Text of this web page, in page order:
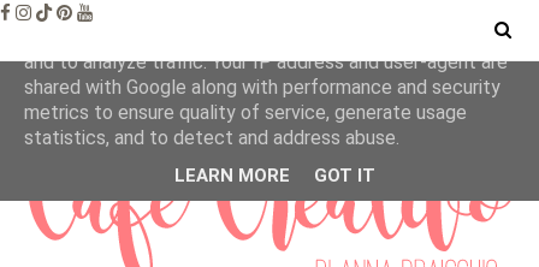
This site uses cookies from Google to deliver its services
and to analyze traffic. Your IP address and user-agent are
shared with Google along with performance and security
metrics to ensure quality of service, generate usage
statistics, and to detect and address abuse.
LEARN MORE GOT IT